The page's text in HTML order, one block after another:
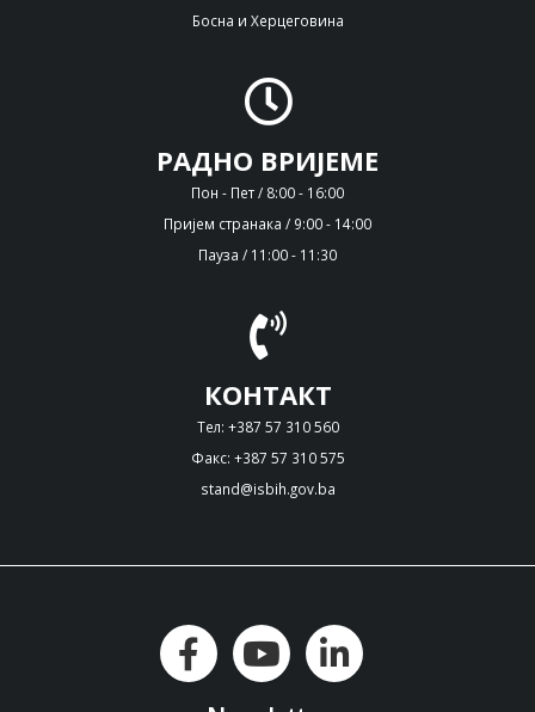
Босна и Херцеговина
РАДНО ВРИЈЕМЕ
Пон - Пет / 8:00 - 16:00
Пријем странака / 9:00 - 14:00
Пауза / 11:00 - 11:30
КОНТАКТ
Тел: +387 57 310 560
Факс: +387 57 310 575
stand@isbih.gov.ba